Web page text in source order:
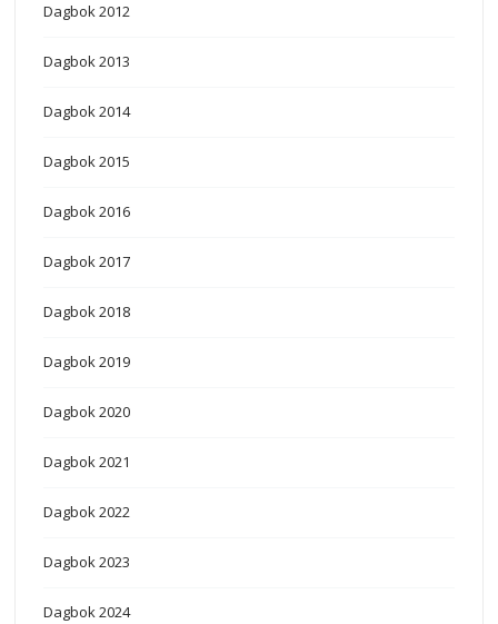
Dagbok 2012
Dagbok 2013
Dagbok 2014
Dagbok 2015
Dagbok 2016
Dagbok 2017
Dagbok 2018
Dagbok 2019
Dagbok 2020
Dagbok 2021
Dagbok 2022
Dagbok 2023
Dagbok 2024